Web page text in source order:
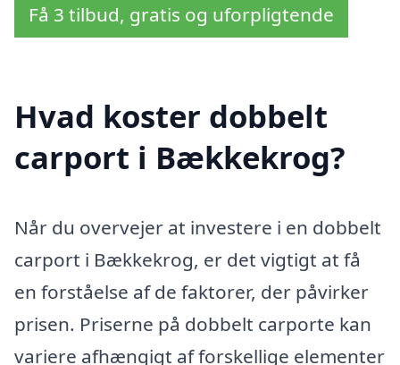
Få 3 tilbud, gratis og uforpligtende
Hvad koster dobbelt
carport i Bækkekrog?
Når du overvejer at investere i en dobbelt
carport i Bækkekrog, er det vigtigt at få
en forståelse af de faktorer, der påvirker
prisen. Priserne på dobbelt carporte kan
variere afhængigt af forskellige elementer